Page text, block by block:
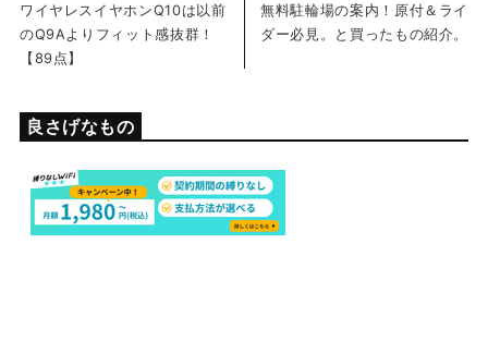
ワイヤレスイヤホンQ10は以前
のQ9Aよりフィット感抜群！
【89点】
無料駐輪場の案内！原付＆ライ
ダー必見。と買ったもの紹介。
良さげなもの